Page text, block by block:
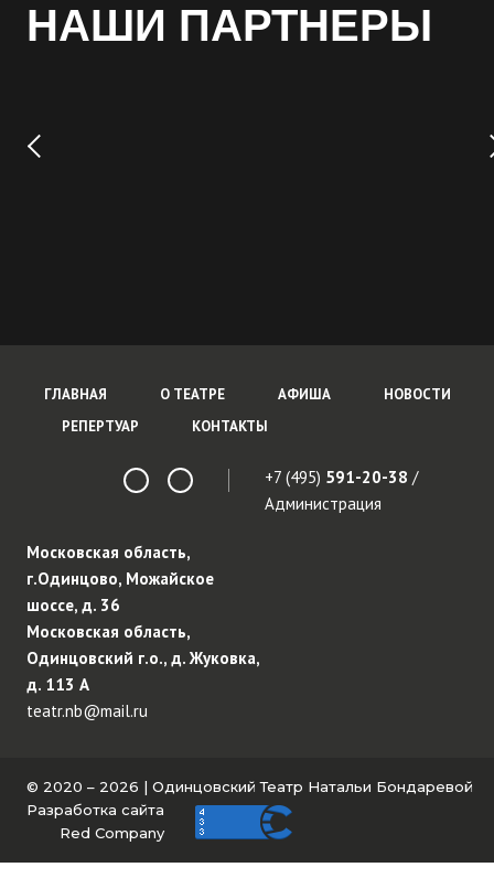
НАШИ ПАРТНЕРЫ
ГЛАВНАЯ О ТЕАТРЕ АФИША
НОВОСТИ
РЕПЕРТУАР
КОНТАКТЫ
+7 (495) 591-20-38 /
Администрация
Московская область,
г.Одинцово, Можайское
шоссе, д. 36
Московская область,
Одинцовский г.о., д. Жуковка,
д. 113 А
teatr.nb@mail.ru
© 2020 – 2026 | Одинцовский Театр Натальи Бондаревой
Разработка сайта
Red Company